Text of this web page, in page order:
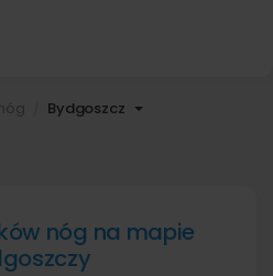
Bydgoszcz
nóg na mapie